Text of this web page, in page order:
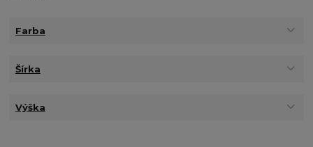
Farba
Šírka
Výška